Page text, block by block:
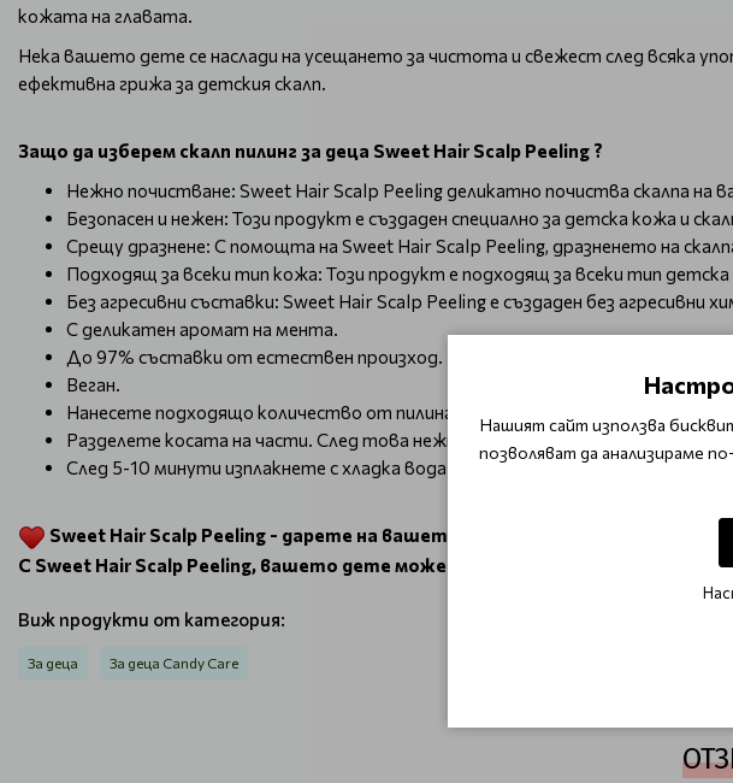
кожата на главата.
Нека вашето дете се наслади на усещането за чистота и свежест след всяка
ефективна грижа за детския скалп.
Защо да изберем скалп пилинг за деца Sweet Hair Scalp Peeling ?
Нежно почистване: Sweet Hair Scalp Peeling деликатно почиства скалпа на
Безопасен и нежен: Този продукт е създаден специално за детска кожа и
Срещу дразнене: С помощта на Sweet Hair Scalp Peeling, дразненето на
Подходящ за всеки тип кожа: Този продукт е подходящ за всеки тип детска
Без агресивни съставки: Sweet Hair Scalp Peeling е създаден без
С деликатен аромат на мента.
До 97% съставки от естествен произход.
Веган.
Нанесете подходящо количество от пилинга равномерно върху целия скалп.
Разделете косата на части. След това нежно масажирайте продукта.
След 5-10 минути изплакнете с хладка вода.
Sweet Hair Scalp Peeling - дарете на вашето дете по-здрав и комфортен
С Sweet Hair Scalp Peeling, вашето дете може да има по-здрав и чист скалп
Виж продукти от категория:
За деца За деца Candy Care
Нашият сайт използва
позволяват да анализираме